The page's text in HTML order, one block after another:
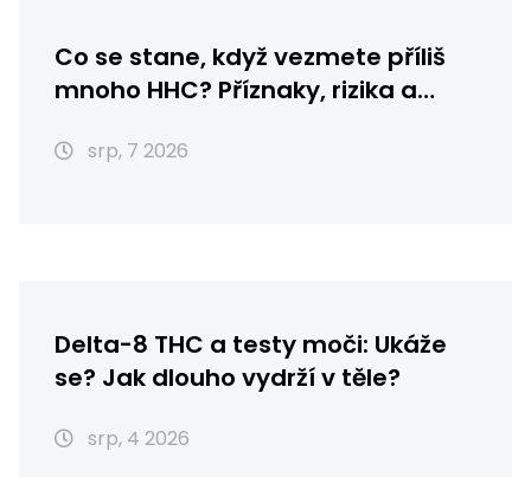
Co se stane, když vezmete příliš
mnoho HHC? Příznaky, rizika a
srp, 7 2026
Delta-8 THC a testy moči: Ukáže
se? Jak dlouho vydrží v těle?
srp, 4 2026